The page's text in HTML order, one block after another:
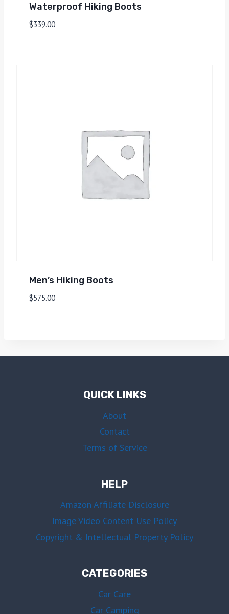
Waterproof Hiking Boots
$339.00
Men’s Hiking Boots
$575.00
QUICK LINKS
About
Contact
Terms of Service
HELP
Amazon Affiliate Disclosure
Image Video Content Use Policy
Copyright & Intellectual Property Policy
CATEGORIES
Car Care
Car Camping